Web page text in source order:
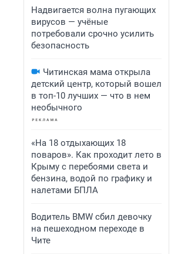
Надвигается волна пугающих
вирусов — учёные
потребовали срочно усилить
безопасность
Читинская мама открыла
детский центр, который вошел
в топ-10 лучших — что в нем
необычного
«На 18 отдыхающих 18
поваров». Как проходит лето в
Крыму с перебоями света и
бензина, водой по графику и
налетами БПЛА
Водитель BMW сбил девочку
на пешеходном переходе в
Чите